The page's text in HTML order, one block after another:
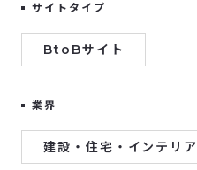
サイトタイプ
BtoBサイト
業界
建設・住宅・インテリア